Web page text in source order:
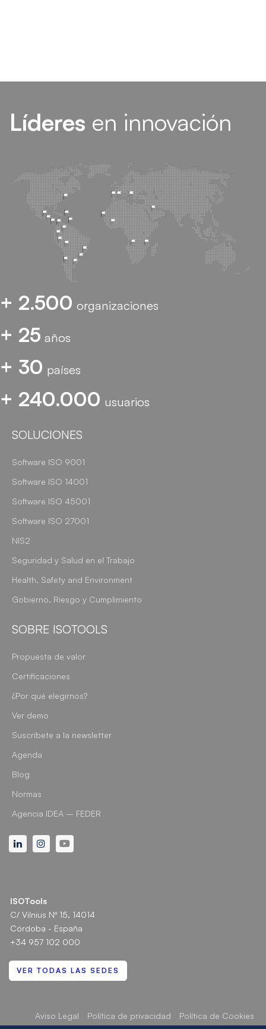
Líderes en innovación
+ 2.500 organizaciones
+ 25 años
+ 30 países
+ 240.000 usuarios
SOLUCIONES
Software ISO 9001
Software ISO 14001
Software ISO 45001
Software ISO 27001
NIS2
Seguridad y Salud en el Trabajo
Health, Safety and Environment
Gobierno, Riesgo y Cumplimiento
SOBRE ISOTOOLS
Propuesta de valor
Certificaciones
¿Por qué elegirnos?
Ver demo
Suscríbete a la newsletter
Agenda
Blog
Normas
Agencia IDEA – FEDER
LinkedinInstagramYoutube
ISOTools
C/ Vilnius Nº 15, 14014
Córdoba - España
+34 957 102 000
VER TODAS LAS SEDES
Aviso Legal Política de privacidad Política de Cookies